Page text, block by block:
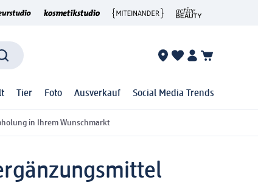
Tier Foto Ausverkauf Social Media Trends
in Ihrem Wunschmarkt